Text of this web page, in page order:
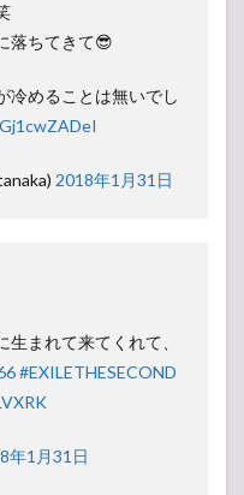
落ちてきて😎
冷めることは無いでし
2018年1月31日
まれて来てくれて、
#EXILETHESECOND
年1月31日